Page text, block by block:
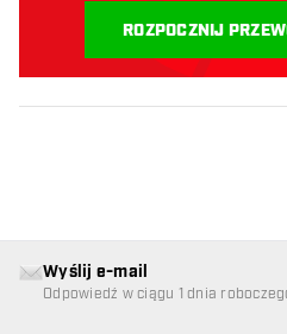
ROZPOCZNIJ
Wyślij e-mail
Odpowiedź w ciągu 1 dnia